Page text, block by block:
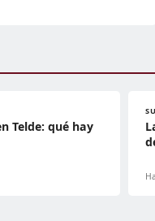
Telde: qué hay